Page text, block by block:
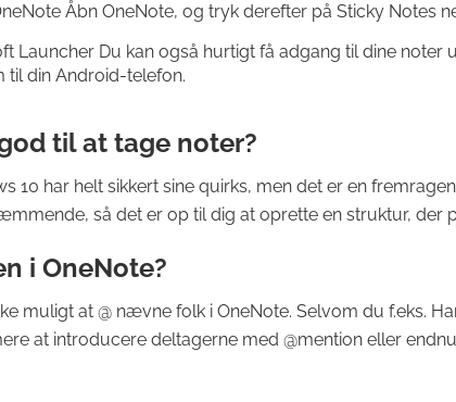
Åbn OneNote, og tryk derefter på Sticky Notes
Launcher Du kan også hurtigt få adgang til dine
din Android-telefon.
til at tage noter?
10 har helt sikkert sine quirks, men det er en
så det er op til dig at oprette en struktur, der
i OneNote?
muligt at @ nævne folk i OneNote. Selvom du f.eks.
at introducere deltagerne med @mention eller